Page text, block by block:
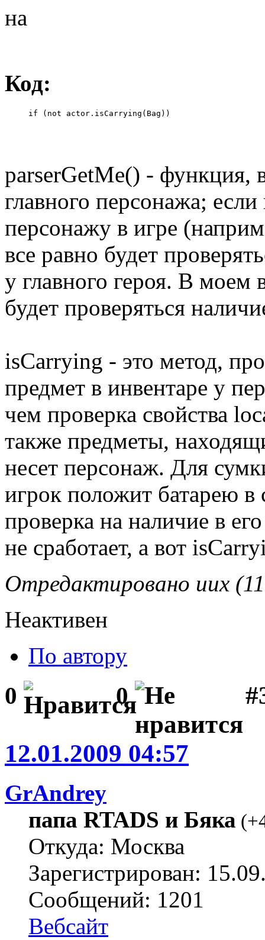
на
Код:
     if (not actor.isCarrying(Bag))
parserGetMe() - функция,
главного персонажа;
персонажу в игре
все равно будет
у главного героя. В моем
будет проверяться
isCarrying - это метод,
предмет в инвентаре у
чем проверка свойства
также предметы,
несет персонаж. Для
игрок положит батарею в
проверка на наличие в
не сработает, а вот
Отредактировано uux
Неактивен
По автору
0 0
12.01.2009 04:57
GrAndrey
папа RTADS и Бяка (
Откуда: Москва
Зарегистрирован:
Сообщений: 1201
Вебсайт